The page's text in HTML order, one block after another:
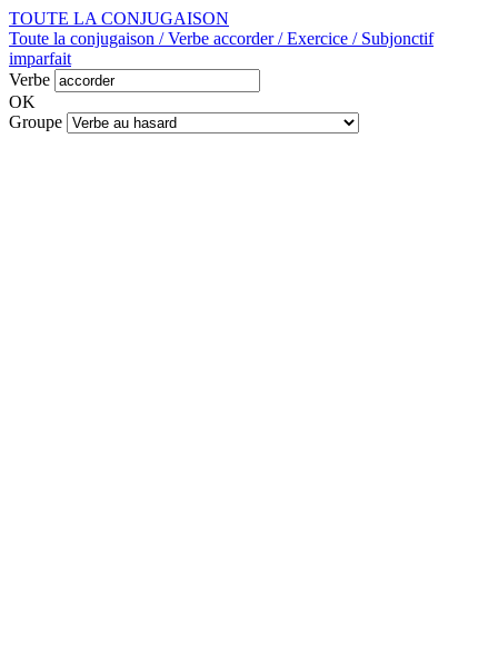
TOUTE LA CONJUGAISON
Toute la conjugaison / Verbe accorder / Exercice / Subjonctif
imparfait
Verbe
OK
Groupe